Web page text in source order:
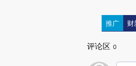
推广 财
评论区 0